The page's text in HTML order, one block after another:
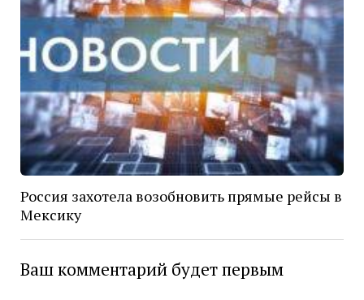
Россия захотела возобновить прямые рейсы в
Мексику
Ваш комментарий будет первым